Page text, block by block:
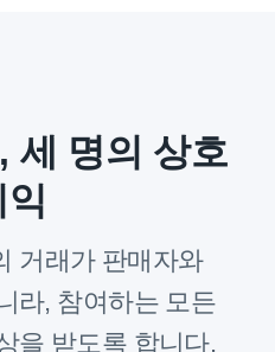
세 명의 상호
익
거래가 판매자와
라, 참여하는 모든
을 받도록 합니다.